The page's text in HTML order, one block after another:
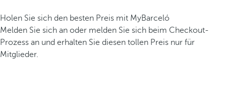
Holen Sie sich den besten Preis mit MyBarceló
Melden Sie sich an oder melden Sie sich beim Checkout-
Prozess an und erhalten Sie diesen tollen Preis nur für
Mitglieder.